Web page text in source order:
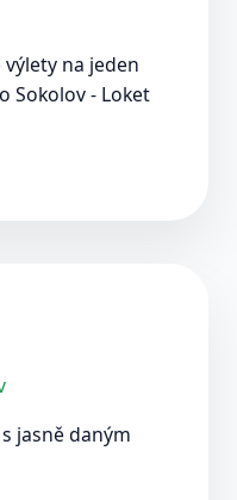
na jeden
Sokolov - Loket
jasně daným